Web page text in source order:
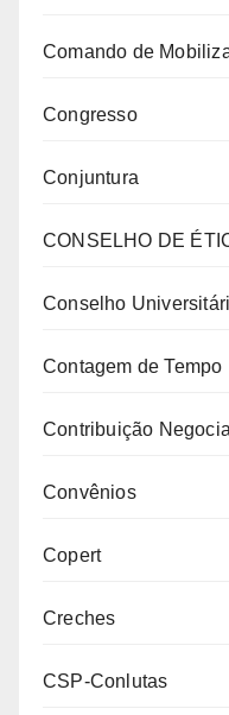
Comando de
Congresso
Conjuntura
CONSELHO DE
Conselho
Contagem de Tempo
Contribuição Negocial
Convênios
Copert
Creches
CSP-Conlutas